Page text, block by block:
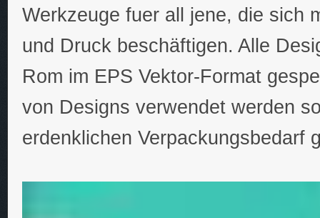
Werkzeuge fuer all jene, die sich
und Druck beschäftigen. Alle
Rom im EPS Vektor-Format
von Designs verwendet werden
erdenklichen Verpackungsbedarf